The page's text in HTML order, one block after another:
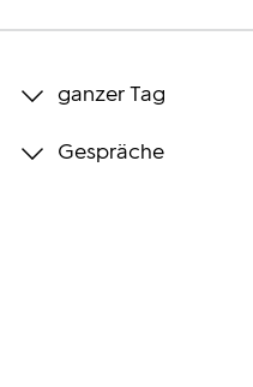
ganzer Tag
Gespräche